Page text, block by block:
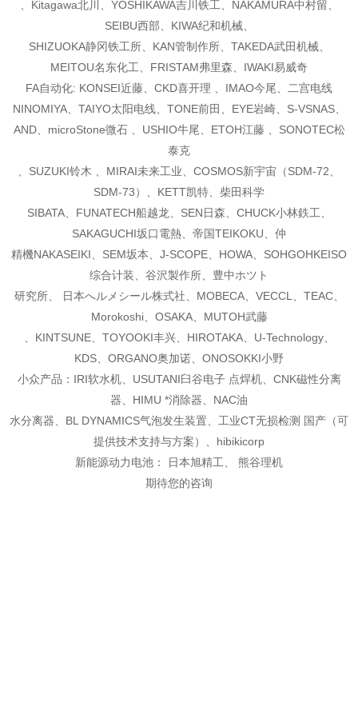
、Kitagawa北川、YOSHIKAWA吉川铁工、NAKAMURA中村留、
SEIBU西部、KIWA纪和机械、
SHIZUOKA静冈铁工所、KAN管制作所、TAKEDA武田机械、
MEITOU名东化工、FRISTAM弗里森、 IWAKI易威奇
FA自动化: KONSEI近藤、CKD喜开理 、IMAO今尾、二宫电线
NINOMIYA、TAIYO太阳电线、TONE前田、EYE岩崎、S-VSNAS、
AND、microStone微石 、USHIO牛尾、ETOH江藤 、SONOTEC松
泰克
、SUZUKI铃木 、MIRAI未来工业、COSMOS新宇宙（SDM-72、
SDM-73）、KETT凯特、柴田科学
SIBATA、FUNATECH船越龙、SEN日森、CHUCK小林鉄工、
SAKAGUCHI坂口電熱、帝国TEIKOKU、仲
精機NAKASEIKI、SEM坂本、J-SCOPE、HOWA、SOHGOHKEISO
综合计装、谷沢製作所、豊中ホツト
研究所、 日本へルメシール株式社、MOBECA、VECCL、TEAC、
Morokoshi、OSAKA、MUTOH武藤
、KINTSUNE、TOYOOKI丰兴、HIROTAKA、U-Technology、
KDS、ORGANO奥加诺、ONOSOKKI小野
小众产品：IRI软水机、USUTANI臼谷电子 点焊机、CNK磁性分离
器、HIMU *消除器、NAC油
水分离器、BL DYNAMICS气泡发生装置、工业CT无损检测 国产（可
提供技术支持与方案）、 hibikicorp
新能源动力电池： 日本旭精工、 熊谷理机
期待您的咨询